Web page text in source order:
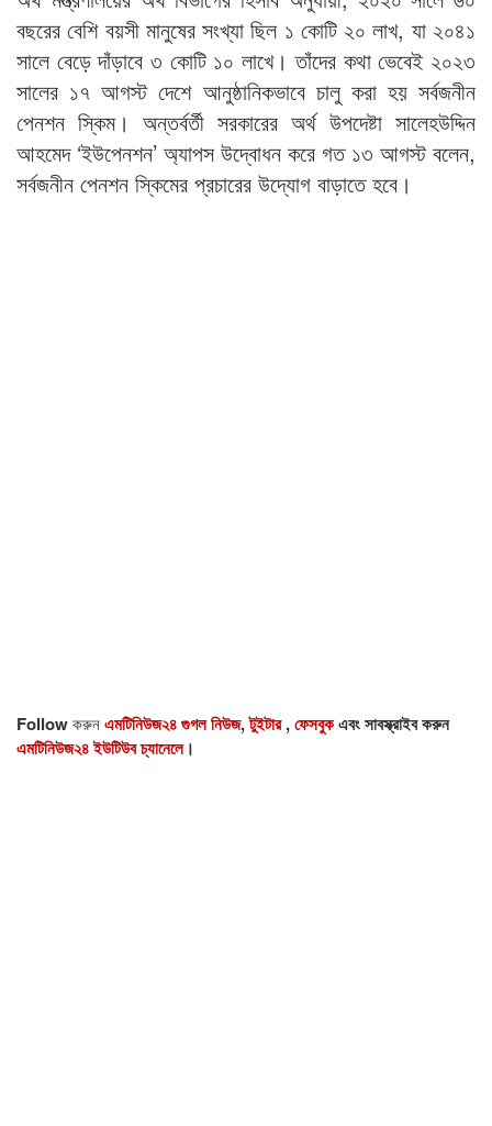
বছরের বেশি বয়সী মানুষের সংখ্যা ছিল ১ কোটি ২০ লাখ, যা ২০৪১
সালে বেড়ে দাঁড়াবে ৩ কোটি ১০ লাখে। তাঁদের কথা ভেবেই ২০২৩
সালের ১৭ আগস্ট দেশে আনুষ্ঠানিকভাবে চালু করা হয় সর্বজনীন
পেনশন স্কিম। অন্তর্বর্তী সরকারের অর্থ উপদেষ্টা সালেহউদ্দিন
আহমেদ ‘ইউপেনশন’ অ্যাপস উদ্বোধন করে গত ১৩ আগস্ট বলেন,
সর্বজনীন পেনশন স্কিমের প্রচারের উদ্যোগ বাড়াতে হবে।
Followকরুনএমটিনিউজ২৪ গুগল নিউজ,টুইটার,ফেসবুকএবং সাবস্ক্রাইব করুন
এমটিনিউজ২৪ ইউটিউব চ্যানেলে।